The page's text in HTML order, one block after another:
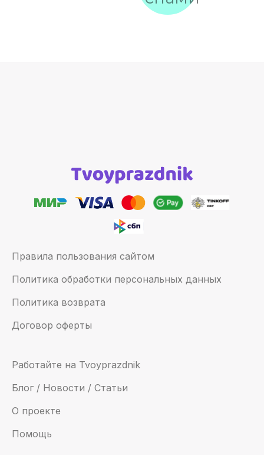
Правила пользования сайтом
Политика обработки персональных данных
Политика возврата
Договор оферты
Работайте на Tvoyprazdnik
Блог / Новости / Статьи
О проекте
Помощь